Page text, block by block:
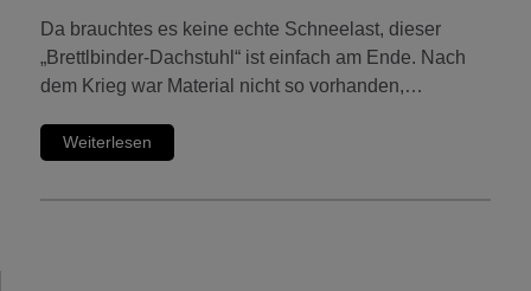
Da brauchtes es keine echte Schneelast, dieser
„Brettlbinder-Dachstuhl“ ist einfach am Ende. Nach
dem Krieg war Material nicht so vorhanden,…
Weiterlesen